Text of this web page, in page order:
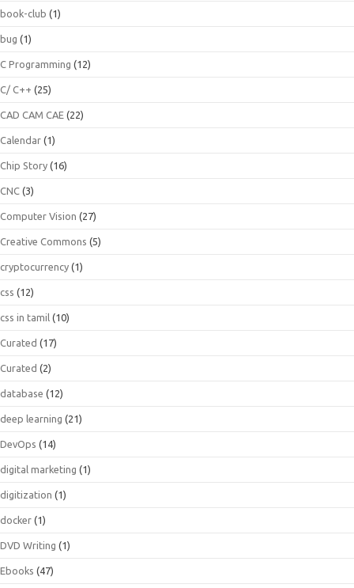
book-club (1)
bug (1)
C Programming (12)
C/ C++ (25)
CAD CAM CAE (22)
Calendar (1)
Chip Story (16)
CNC (3)
Computer Vision (27)
Creative Commons (5)
cryptocurrency (1)
css (12)
css in tamil (10)
Curated (17)
Curated (2)
database (12)
deep learning (21)
DevOps (14)
digital marketing (1)
digitization (1)
docker (1)
DVD Writing (1)
Ebooks (47)